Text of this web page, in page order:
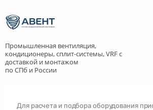
Промышленная вентиляция,
кондиционеры, сплит-системы, VRF с
доставкой и монтажом
по СПб и России
Для расчета и подбора оборудования